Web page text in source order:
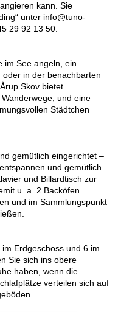
kann. Sie
unter info@tuno-
29 92 13 50.
im See angeln, ein
in der benachbarten
Skov bietet
und eine
Städtchen
gemütlich eingerichtet –
und gemütlich
und Billardtisch zur
u. a. 2 Backöfen
und im Sammlungspunkt
Erdgeschoss und 6 im
Sie sich ins obere
haben, wenn die
verteilen sich auf